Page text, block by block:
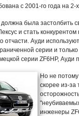
с 2001-го года на 2-
была застолбить
и стать
отчасти. Ауди
серии и
серии ZF6HP, Ауди
Но не
скорее из-за
инженеры